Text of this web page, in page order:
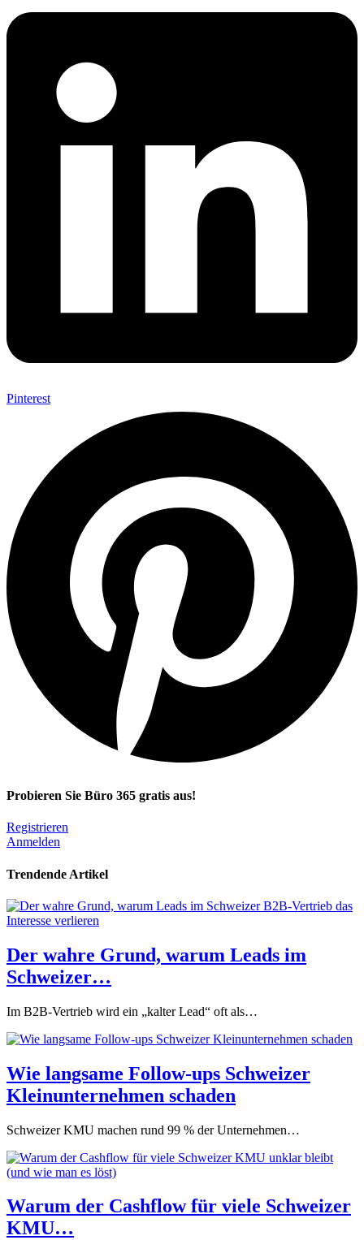
Pinterest
Probieren Sie Büro 365 gratis aus!
Registrieren
Anmelden
Trendende Artikel
Der wahre Grund, warum Leads im
Schweizer…
Im B2B-Vertrieb wird ein „kalter Lead“ oft als…
Wie langsame Follow-ups Schweizer
Kleinunternehmen schaden
Schweizer KMU machen rund 99 % der Unternehmen…
Warum der Cashflow für viele Schweizer
KMU…